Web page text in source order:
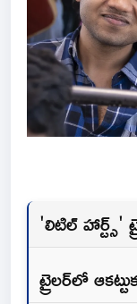
'లిటిల్‌ హార్ట్స్'
ట్రైలర్‌లో